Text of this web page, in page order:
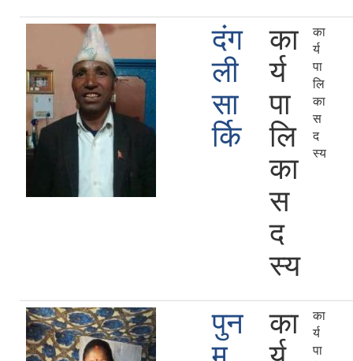
दंग
ली
सा
र्कि
का
र्य
पा
लि
का
स
द
स्य
का
र्य
पा
लि
का
स
द
स्य
पुन
का
का
र्य
पा